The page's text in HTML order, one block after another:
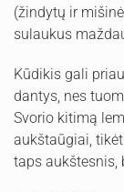
(žindytų ir
sulaukus
Kūdikis gali
dantys, nes
Svorio kitimą
aukštaūgiai,
taps aukštesnis,